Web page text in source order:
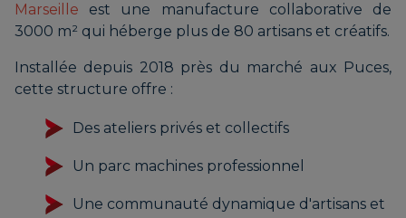
Marseille est une manufacture collaborative de
3000 m² qui héberge plus de 80 artisans et créatifs.
Installée depuis 2018 près du marché aux Puces,
cette structure offre :
Des ateliers privés et collectifs
Un parc machines professionnel
Une communauté dynamique d'artisans et